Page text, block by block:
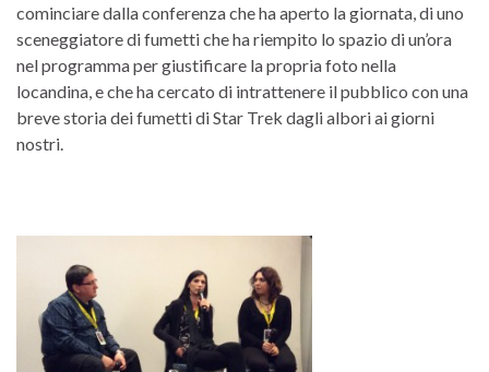
cominciare dalla conferenza che ha aperto la giornata, di uno
sceneggiatore di fumetti che ha riempito lo spazio di un’ora
nel programma per giustificare la propria foto nella
locandina, e che ha cercato di intrattenere il pubblico con una
breve storia dei fumetti di Star Trek dagli albori ai giorni
nostri.